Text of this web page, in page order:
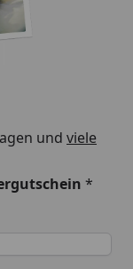
und viele
*